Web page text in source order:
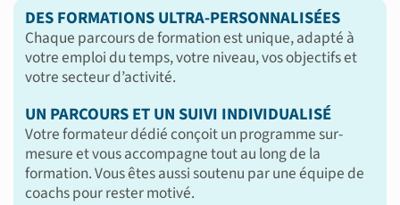
DES FORMATIONS ULTRA-PERSONNALISÉES
Chaque parcours de formation est unique, adapté à
votre emploi du temps, votre niveau, vos objectifs et
votre secteur d’activité.
UN PARCOURS ET UN SUIVI INDIVIDUALISÉ
Votre formateur dédié conçoit un programme sur-
mesure et vous accompagne tout au long de la
formation. Vous êtes aussi soutenu par une équipe de
coachs pour rester motivé.